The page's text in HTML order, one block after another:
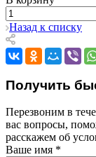
Назад к списку
Получить
Перезвоним в
вас вопросы,
расскажем об
Ваше имя *